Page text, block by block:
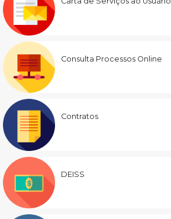
Consulta Processos Online
Contratos
DEISS